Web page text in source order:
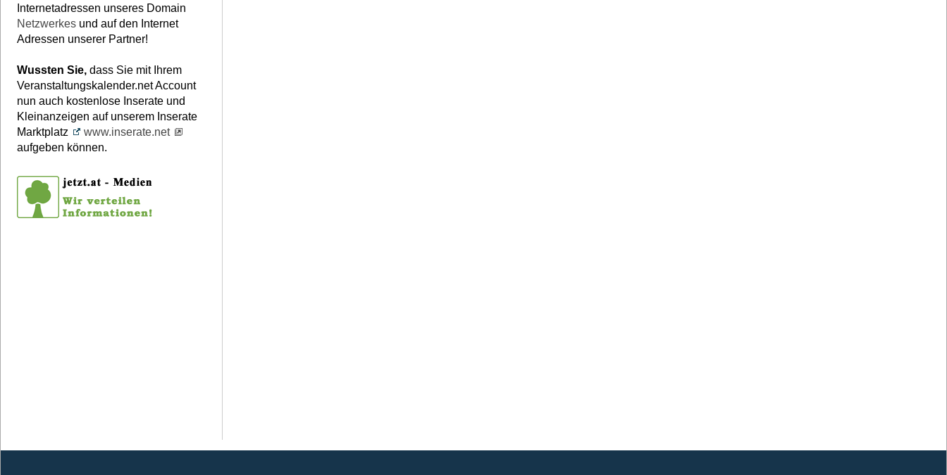
Internetadressen unseres Domain
Netzwerkes und auf den Internet
Adressen unserer Partner!
Wussten Sie, dass Sie mit Ihrem
Veranstaltungskalender.net Account
nun auch kostenlose Inserate und
Kleinanzeigen auf unserem Inserate
Marktplatz
www.inserate.net
aufgeben können.